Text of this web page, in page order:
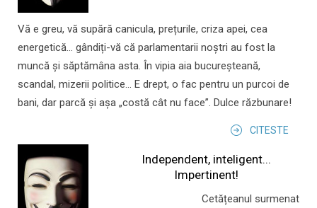
Vă e greu, vă supără canicula, prețurile, criza apei, cea
energetică... gândiți-vă că parlamentarii noștri au fost la
muncă și săptămâna asta. În vipia aia bucureșteană,
scandal, mizerii politice... E drept, o fac pentru un purcoi de
bani, dar parcă și așa „costă cât nu face”. Dulce răzbunare!
CITESTE
Independent, inteligent...
Impertinent!
Cetățeanul surmenat